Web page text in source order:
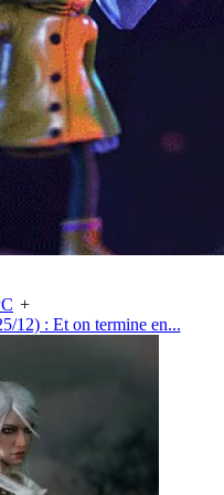
+
12) : Et on termine en...